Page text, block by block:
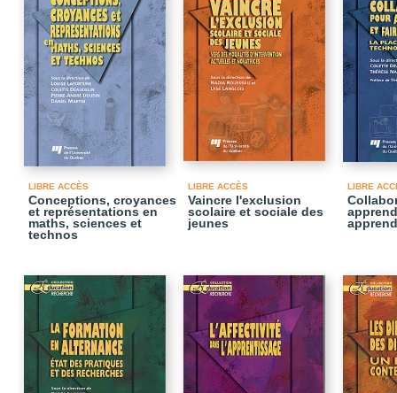
LIBRE ACCÈS
Conceptions, croyances
et représentations en
maths, sciences et
technos
LIBRE ACCÈS
Vaincre l'exclusion
scolaire et sociale des
jeunes
LIBRE